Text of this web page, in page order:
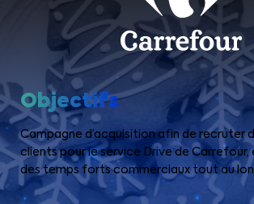
Objectifs
Campagne d’acquisition afin de recruter
clients pour le service Drive de Carrefour,
des temps forts commerciaux tout au